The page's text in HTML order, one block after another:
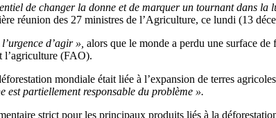
de changer la donne et de marquer un tournant dans la
réunion des 27 ministres de l’Agriculture, ce lundi (13
l’urgence d’agir », alors que le monde a perdu une surface
l’agriculture (FAO).
mondiale était liée à l’expansion de terres
est partiellement responsable du problème ».
strict pour les principaux produits liés à la